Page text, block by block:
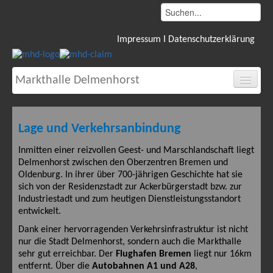
Impressum I Datenschutzerklärung
Markthalle Delmenhorst
Ansichten
Lage
Preise
Veranstaltungen
Historie
Service
Lage und Verkehrsanbindung
Inmitten einer reizvollen Geest- und Marschlandschaft liegt
Delmenhorst zwischen den Oberzentren Bremen und
Oldenburg. In ihrer über 700-jährigen Geschichte hat sie
sich von der Residenzstadt zur Ackerbürgerstadt bzw. zur
Industriestadt und zum heutigen Dienstleistungsstandort
entwickelt.
Dank einer hervorragenden Verkehrsinfrastruktur ist nicht
nur die Stadt Delmenhorst, sondern auch die Markthalle
sehr gut erreichbar. Der Flughafen Bremen liegt nur 16km
entfernt. Über die Autobahnen A1 und A28,